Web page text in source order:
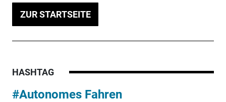
ZUR STARTSEITE
HASHTAG
#Autonomes Fahren